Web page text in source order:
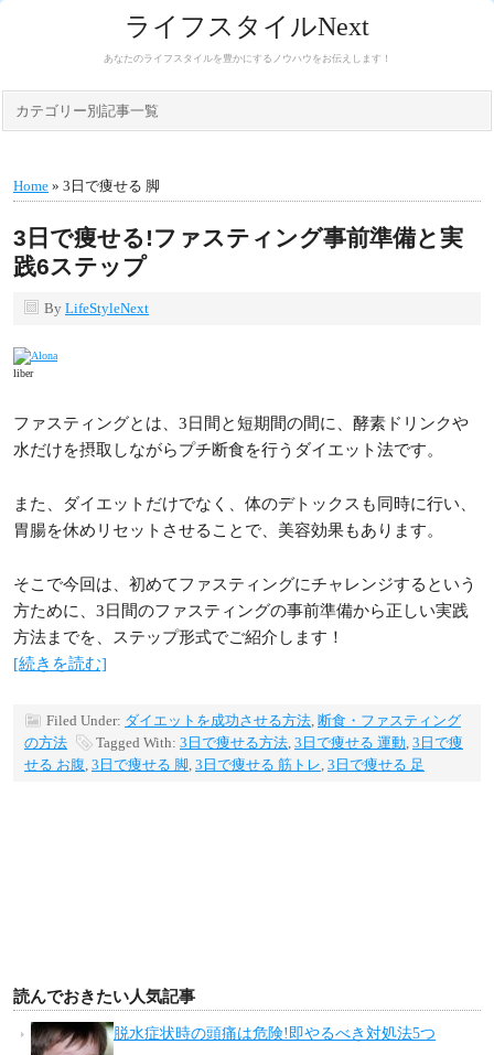
ライフスタイルNext
あなたのライフスタイルを豊かにするノウハウをお伝えします！
カテゴリー別記事一覧
Home » 3日で痩せる 脚
3日で痩せる!ファスティング事前準備と実
践6ステップ
By LifeStyleNext
liber
ファスティングとは、3日間と短期間の間に、酵素ドリンクや
水だけを摂取しながらプチ断食を行うダイエット法です。
また、ダイエットだけでなく、体のデトックスも同時に行い、
胃腸を休めリセットさせることで、美容効果もあります。
そこで今回は、初めてファスティングにチャレンジするという
方ために、3日間のファスティングの事前準備から正しい実践
方法までを、ステップ形式でご紹介します！
[続きを読む]
Filed Under: ダイエットを成功させる方法, 断食・ファスティング
の方法
Tagged With: 3日で痩せる方法, 3日で痩せる 運動, 3日で痩
せる お腹, 3日で痩せる 脚, 3日で痩せる 筋トレ, 3日で痩せる 足
読んでおきたい人気記事
脱水症状時の頭痛は危険!即やるべき対処法5つ